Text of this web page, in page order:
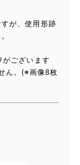
が、使用形跡
ございます
ん。(※画像8枚